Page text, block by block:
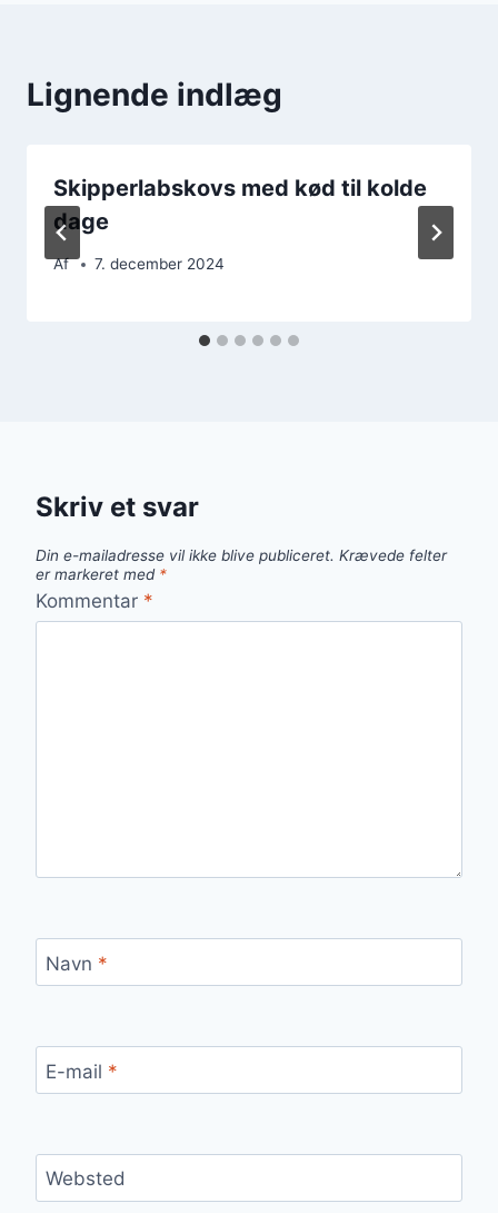
Lignende indlæg
Skipperlabskovs med kød til kolde
dage
Af 7. december 2024
Skriv et svar
Din e-mailadresse vil ikke blive publiceret. Krævede felter
er markeret med *
Kommentar *
Navn *
E-mail *
Websted